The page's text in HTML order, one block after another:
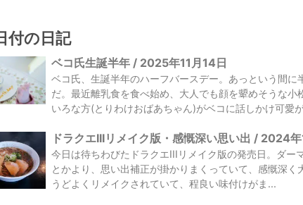
付の日記
ベコ氏生誕半年 / 2025年11月14日
ベコ氏、生誕半年のハーフバースデー。あっという間
だ。最近離乳食を食べ始め、大人でも顔を顰めそうな
いろな方(とりわけおばあちゃん)がベコに話しかけ可愛
ドラクエIIIリメイク版・感慨深い思い出 / 2024
今日は待ちわびたドラクエIIIリメイク版の発売日。ダ
とかより、思い出補正が掛かりまくっていて、感慨深
うどよくリメイクされていて、程良い味付けがま...